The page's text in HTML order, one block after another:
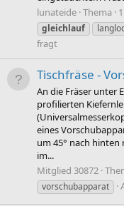
lunateide Thema
gleichlauf
fragt
Tischfräse -
An die Fräser unter
profilierten
eines
um 45° nach hinten
im...
Mitglied 30872
vorschubapparat